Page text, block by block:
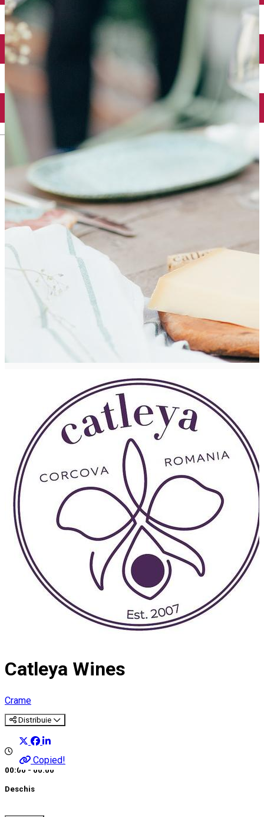
Catleya Wines
Crame
Distribuie
Copied!
00:00 - 00:00
Deschis